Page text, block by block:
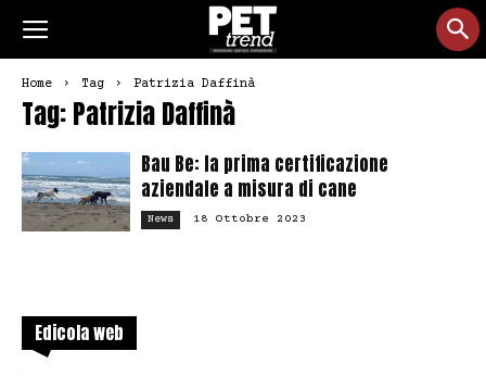
Home Tag Patrizia Daffinà
Tag: Patrizia Daffinà
Bau Be: la prima certificazione
aziendale a misura di cane
News 18 Ottobre 2023
Edicola web